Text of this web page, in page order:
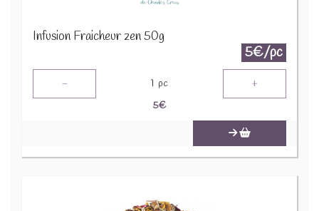
Infusion Fraicheur zen 50g
5€/pc
- 1 pc +
5€